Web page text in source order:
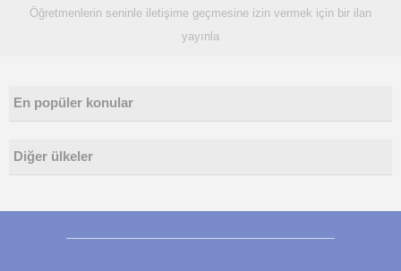
Öğretmenlerin seninle iletişime geçmesine izin vermek için bir ilan
yayınla
En popüler konular
Diğer ülkeler